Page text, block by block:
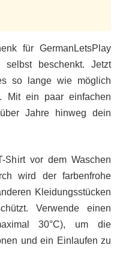
für GermanLetsPlay
beschenkt. Jetzt
so lange wie möglich
Mit ein paar einfachen
Jahre hinweg dein
Shirt vor dem Waschen
wird der farbenfrohe
Kleidungsstücken
Verwende einen
30°C), um die
und ein Einlaufen zu